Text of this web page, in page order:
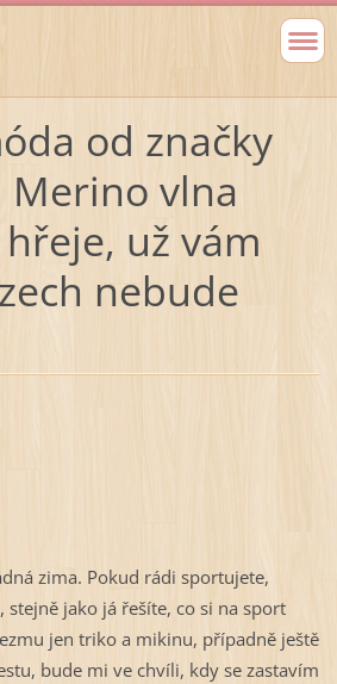
od značky
Merino vlna
už vám
nebude
zima. Pokud rádi sportujete,
jako já řešíte, co si na sport
jen triko a mikinu, případně ještě
bude mi ve chvíli, kdy se zastavím